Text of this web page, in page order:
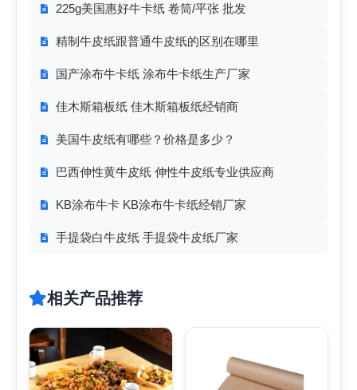
225g美国惠好牛卡纸 卷筒/平张 批发
精制牛皮纸跟普通牛皮纸的区别在哪里
国产涂布牛卡纸 涂布牛卡纸生产厂家
佳木斯箱板纸 佳木斯箱板纸经销商
美国牛皮纸有哪些？价格是多少？
巴西伸性黄牛皮纸 伸性牛皮纸专业供应商
KB涂布牛卡 KB涂布牛卡纸经销厂家
手提袋白牛皮纸 手提袋牛皮纸厂家
相关产品推荐